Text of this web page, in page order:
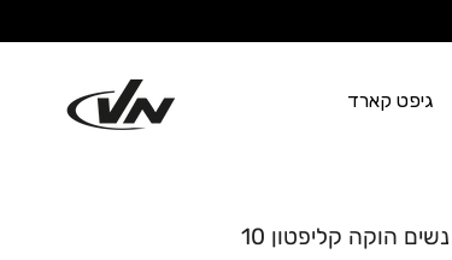
גיפט קארד
HOKA CLIFTON 10 - נעלי ספורט נשים הוקה קליפטון 10